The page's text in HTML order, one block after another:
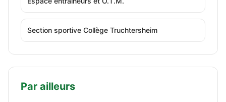
Section sportive Collège Truchtersheim
Par ailleurs